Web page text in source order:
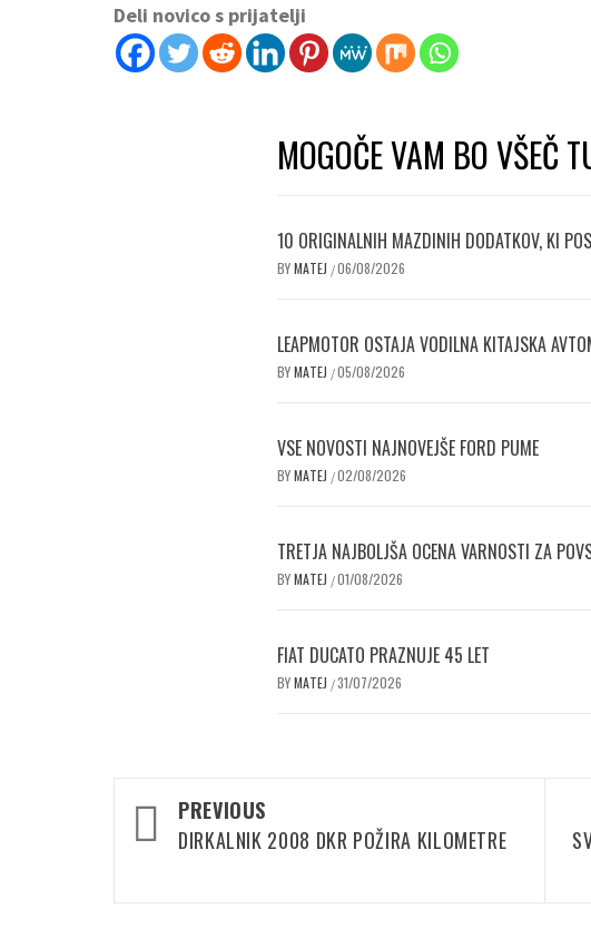
Deli novico s prijatelji
MOGOČE VAM BO VŠEČ
10 ORIGINALNIH MAZDINIH DODATKOV, KI
BYMATEJ /06/08/2026
LEAPMOTOR OSTAJA VODILNA KITAJSKA
BYMATEJ /05/08/2026
VSE NOVOSTI NAJNOVEJŠE FORD PUME
BYMATEJ /02/08/2026
TRETJA NAJBOLJŠA OCENA VARNOSTI ZA
BYMATEJ /01/08/2026
FIAT DUCATO PRAZNUJE 45 LET
BYMATEJ /31/07/2026
Post
navigation
PREVIOUS
DIRKALNIK 2008 DKR POŽIRA KILOMETRE